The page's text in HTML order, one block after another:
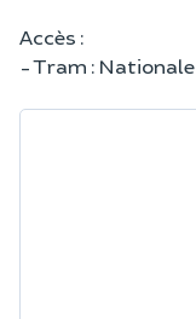
Accès :
- Tram : Nationale